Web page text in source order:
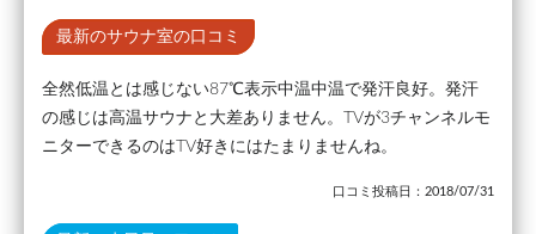
最新のサウナ室の口コミ
全然低温とは感じない87℃表示中温中温で発汗良好。発汗
の感じは高温サウナと大差ありません。TVが3チャンネルモ
ニターできるのはTV好きにはたまりませんね。
口コミ投稿日：2018/07/31